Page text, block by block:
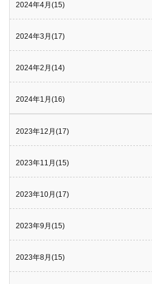
2024年4月(15)
2024年3月(17)
2024年2月(14)
2024年1月(16)
2023年12月(17)
2023年11月(15)
2023年10月(17)
2023年9月(15)
2023年8月(15)